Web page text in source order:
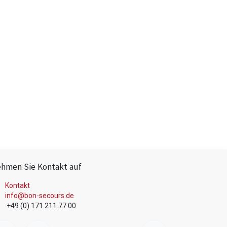
Sie Kontakt auf
Kontakt
info@bon-secours.de
+49 (0) 171 211 77 00